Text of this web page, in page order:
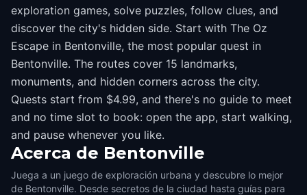
exploration games, solve puzzles, follow clues, and
discover the city's hidden side. Start with The Oz
Escape in Bentonville, the most popular quest in
Bentonville. The routes cover 15 landmarks,
monuments, and hidden corners across the city.
Quests start from $4.99, and there's no guide to meet
and no time slot to book: open the app, start walking,
and pause whenever you like.
Acerca de Bentonville
Juega a un juego de exploración urbana y descubre lo mejor
de Bentonville. Desde secretos de la ciudad hasta guías para